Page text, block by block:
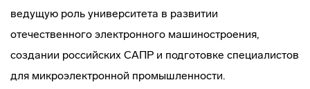
ведущую роль университета в развитии
отечественного электронного машиностроения,
создании российских САПР и подготовке специалистов
для микроэлектронной промышленности.